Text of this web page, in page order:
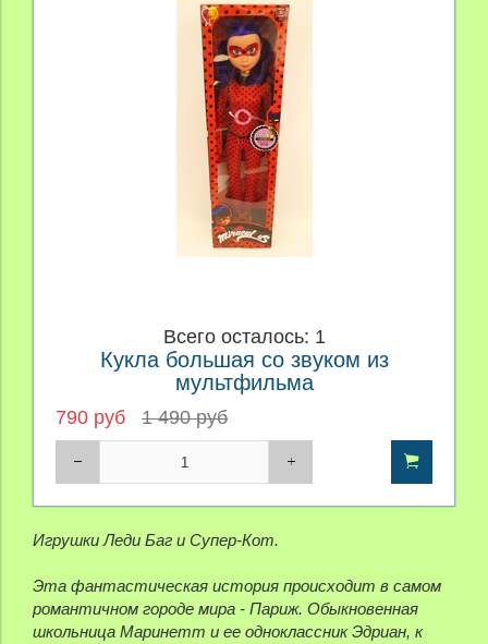
Всего осталось: 1
Кукла большая со звуком из
мультфильма
790 руб 1 490 руб
Игрушки Леди Баг и Супер-Кот.
Эта фантастическая история происходит в самом
романтичном городе мира - Париж. Обыкновенная
школьница Маринетт и ее одноклассник Эдриан, к